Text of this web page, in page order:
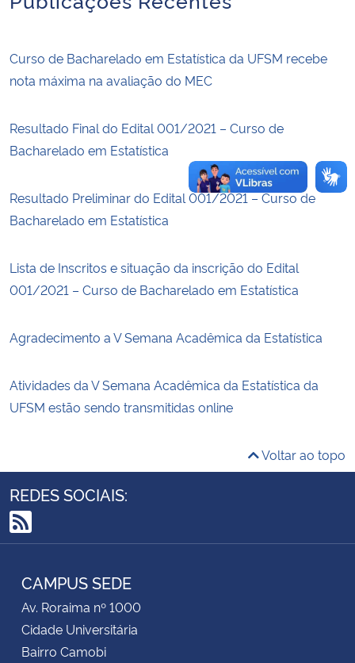
Secretaria de Governo
Advocacia-Geral da União
Banco Central do Brasil
Curso de Bacharelado em Estatística da UFSM recebe
nota máxima na avaliação do MEC
Resultado Final do Edital 001/2021 – Curso de
Bacharelado em Estatística
Resultado Preliminar do Edital 001/2021 – Curso de
Bacharelado em Estatística
Lista de Inscritos e situação da inscrição do Edital
001/2021 – Curso de Bacharelado em Estatística
Agradecimento a V Semana Acadêmica da Estatística
Atividades da V Semana Acadêmica da Estatística da
UFSM estão sendo transmitidas online
Voltar ao topo
REDES SOCIAIS:
RSS
CAMPUS SEDE
Av. Roraima nº 1000
Cidade Universitária
Bairro Camobi